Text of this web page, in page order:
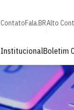
ContatoFala.BRAlto
InstitucionalBoletim